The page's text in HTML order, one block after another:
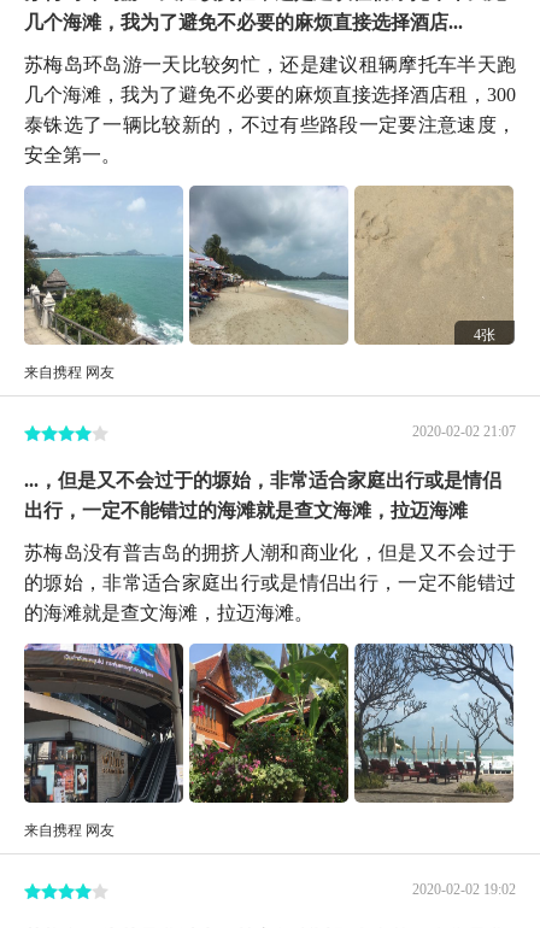
几个海滩，我为了避免不必要的麻烦直接选择酒店...
苏梅岛环岛游一天比较匆忙，还是建议租辆摩托车半天跑
几个海滩，我为了避免不必要的麻烦直接选择酒店租，300
泰铢选了一辆比较新的，不过有些路段一定要注意速度，
安全第一。
4张
来自携程 网友
2020-02-02 21:07
...，但是又不会过于的塬始，非常适合家庭出行或是情侣
出行，一定不能错过的海滩就是查文海滩，拉迈海滩
苏梅岛没有普吉岛的拥挤人潮和商业化，但是又不会过于
的塬始，非常适合家庭出行或是情侣出行，一定不能错过
的海滩就是查文海滩，拉迈海滩。
来自携程 网友
2020-02-02 19:02